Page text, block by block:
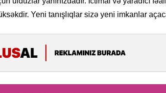
Yeni tanışlıqlar sizə yeni imkanlar